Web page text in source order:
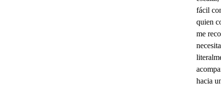
fácil
quien
me
hacia